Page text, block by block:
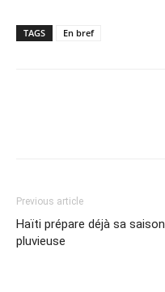
TAGS En bref
Previous article
Haïti prépare déjà sa saison
pluvieuse